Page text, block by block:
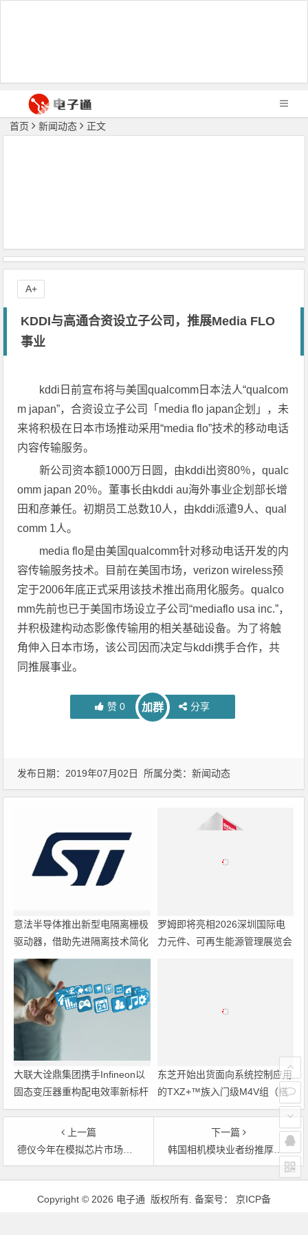
首页 新闻动态 正文
KDDI与高通合资设立子公司，推展Media FLO
事业
kddi日前宣布将与美国qualcomm日本法人“qualcom
m japan”，合资设立子公司「media flo japan企划」，未
来将积极在日本市场推动采用“media flo”技术的移动电话
内容传输服务。
新公司资本额1000万日圆，由kddi出资80％，qualc
omm japan 20％。董事长由kddi au海外事业企划部长增
田和彦兼任。初期员工总数10人，由kddi派遣9人、qual
comm 1人。
media flo是由美国qualcomm针对移动电话开发的内
容传输服务技术。目前在美国市场，verizon wireless预
定于2006年底正式采用该技术推出商用化服务。qualco
mm先前也已于美国市场设立子公司“mediaflo usa inc.”，
并积极建构动态影像传输用的相关基础设备。为了将触
角伸入日本市场，该公司因而决定与kddi携手合作，共
同推展事业。
赞 0 加群 分享
A+
发布日期：2019年07月02日 所属分类：新闻动态
意法半导体推出新型电隔离栅极
驱动器，借助先进隔离技术简化
电源设计
罗姆即将亮相2026深圳国际电
力元件、可再生能源管理展览会
大联大诠鼎集团携手Infineon以
固态变压器重构配电效率新标杆
东芝开始出货面向系统控制应用
的TXZ+™族入门级M4V组（搭
载Arm Cortex‑M4内核的标准微
控制器）工程样品
上一篇
德仪今年在模拟芯片市场的领先态势比去年更为明显
下一篇
韩国相机模块业者纷推厚度小于6㎜的130万像素产品
文章导航
Copyright © 2026 电子通 版权所有. 备案号： 京ICP备